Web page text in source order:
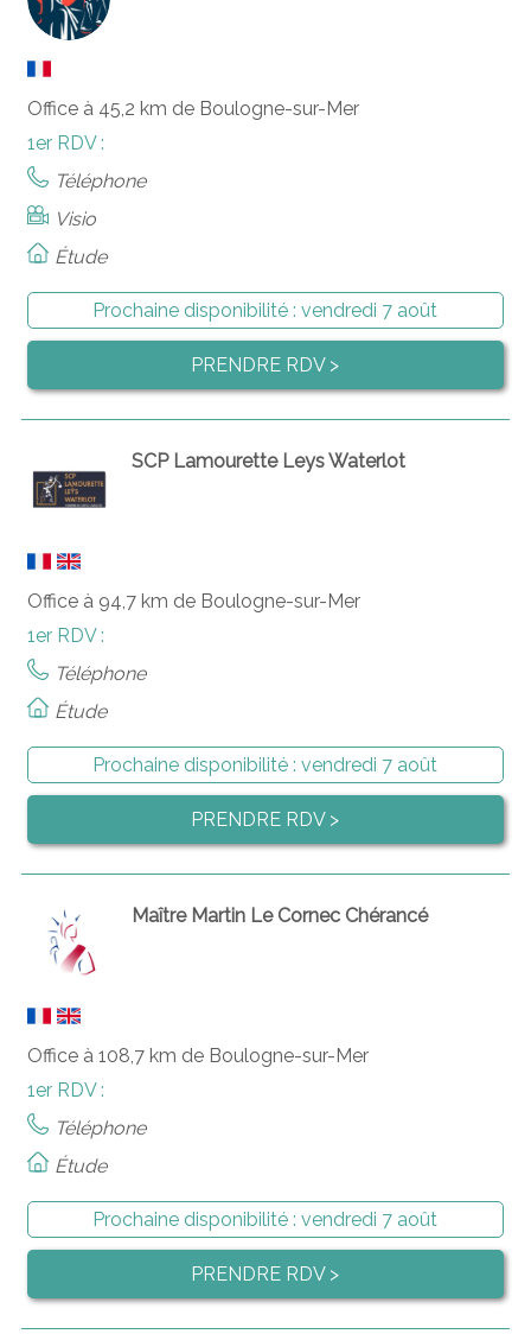
Office à 45,2 km de Boulogne-sur-Mer
1er RDV :
Téléphone
Visio
Étude
Prochaine disponibilité :vendredi 7 août
PRENDRE RDV >
SCP Lamourette Leys Waterlot
Office à 94,7 km de Boulogne-sur-Mer
1er RDV :
Téléphone
Étude
Prochaine disponibilité :vendredi 7 août
PRENDRE RDV >
Maître Martin Le Cornec Chérancé
Office à 108,7 km de Boulogne-sur-Mer
1er RDV :
Téléphone
Étude
Prochaine disponibilité :vendredi 7 août
PRENDRE RDV >